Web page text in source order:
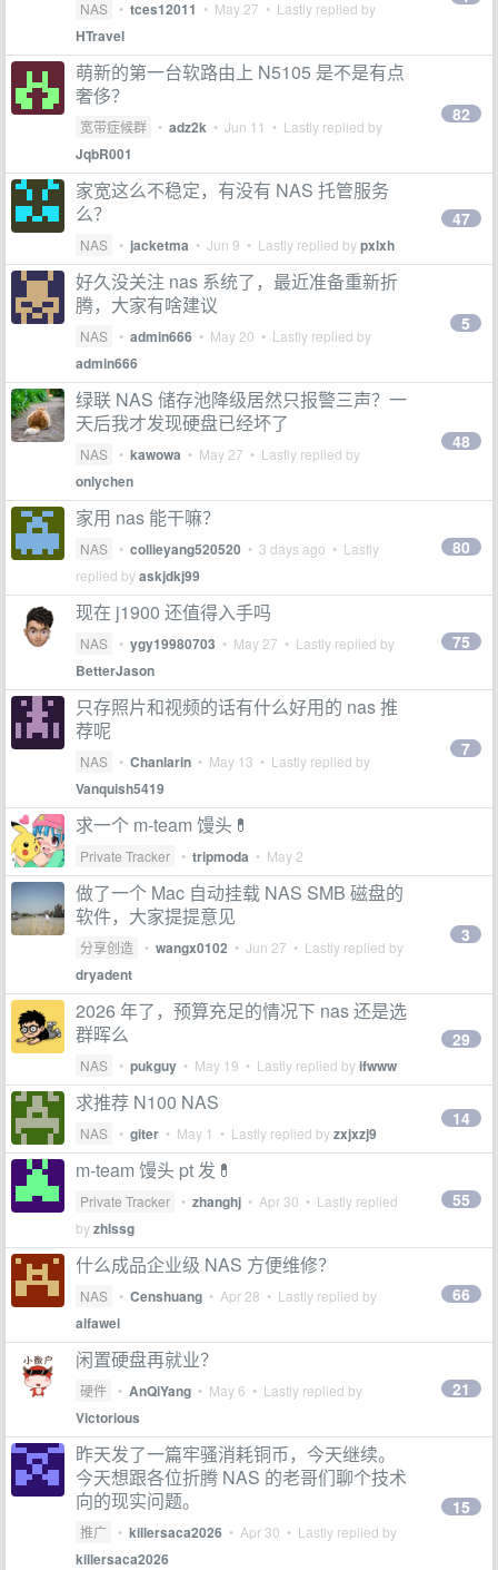
NAS • tces12011 • May 27 • Lastly replied by
HTravel
萌新的第一台软路由上 N5105 是不是有点
奢侈？
宽带症候群 • adz2k • Jun 11 • Lastly replied by
JqbR001
82
家宽这么不稳定，有没有 NAS 托管服务
么？
NAS • jacketma • Jun 9 • Lastly replied bypxlxh
47
好久没关注 nas 系统了，最近准备重新折
腾，大家有啥建议
NAS • admin666 • May 20 • Lastly replied by
admin666
5
绿联 NAS 储存池降级居然只报警三声？一
天后我才发现硬盘已经坏了
NAS • kawowa • May 27 • Lastly replied by
onlychen
48
家用 nas 能干嘛？
NAS • collieyang520520 • 3 days ago • Lastly
replied byaskjdkj99
80
现在 j1900 还值得入手吗
NAS • ygy19980703 • May 27 • Lastly replied by
BetterJason
75
只存照片和视频的话有什么好用的 nas 推
荐呢
NAS • Chanlarin • May 13 • Lastly replied by
Vanquish5419
7
求一个 m-team 馒头💊
Private Tracker • tripmoda • May 2
做了一个 Mac 自动挂载 NAS SMB 磁盘的
软件，大家提提意见
分享创造 • wangx0102 • Jun 27 • Lastly replied by
dryadent
3
2026 年了，预算充足的情况下 nas 还是选
群晖么
NAS • pukguy • May 19 • Lastly replied byifwww
29
求推荐 N100 NAS
NAS • giter • May 1 • Lastly replied byzxjxzj9
14
m-team 馒头 pt 发💊
Private Tracker • zhanghj • Apr 30 • Lastly replied
byzhlssg
55
什么成品企业级 NAS 方便维修？
NAS • Censhuang • Apr 28 • Lastly replied by
alfawei
66
闲置硬盘再就业？
硬件 • AnQiYang • May 6 • Lastly replied by
Victorious
21
昨天发了一篇牢骚消耗铜币，今天继续。
今天想跟各位折腾 NAS 的老哥们聊个技术
向的现实问题。
推广 • killersaca2026 • Apr 30 • Lastly replied by
killersaca2026
15